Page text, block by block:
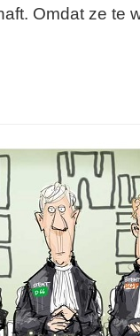
Omdat ze te